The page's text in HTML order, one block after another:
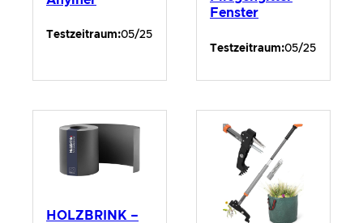
Testzeitraum:05/25
Fenster
Testzeitraum:05/25
HOLZBRINK –